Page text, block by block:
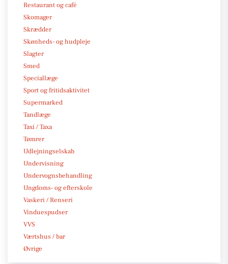
Restaurant og café
Skomager
Skrædder
Skønheds- og hudpleje
Slagter
Smed
Speciallæge
Sport og fritidsaktivitet
Supermarked
Tandlæge
Taxi / Taxa
Tømrer
Udlejningselskab
Undervisning
Undervognsbehandling
Ungdoms- og efterskole
Vaskeri / Renseri
Vinduespudser
VVS
Værtshus / bar
Øvrige